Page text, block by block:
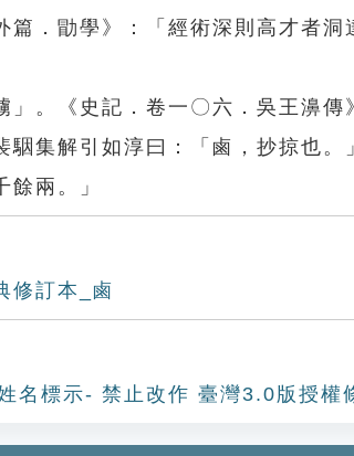
篇．勖學》：「經術深則高才者洞
」。《史記．卷一〇六．吳王濞
駰集解引如淳曰：「鹵，抄掠也
餘兩。」
修訂本_鹵
名標示- 禁止改作 臺灣3.0版授權